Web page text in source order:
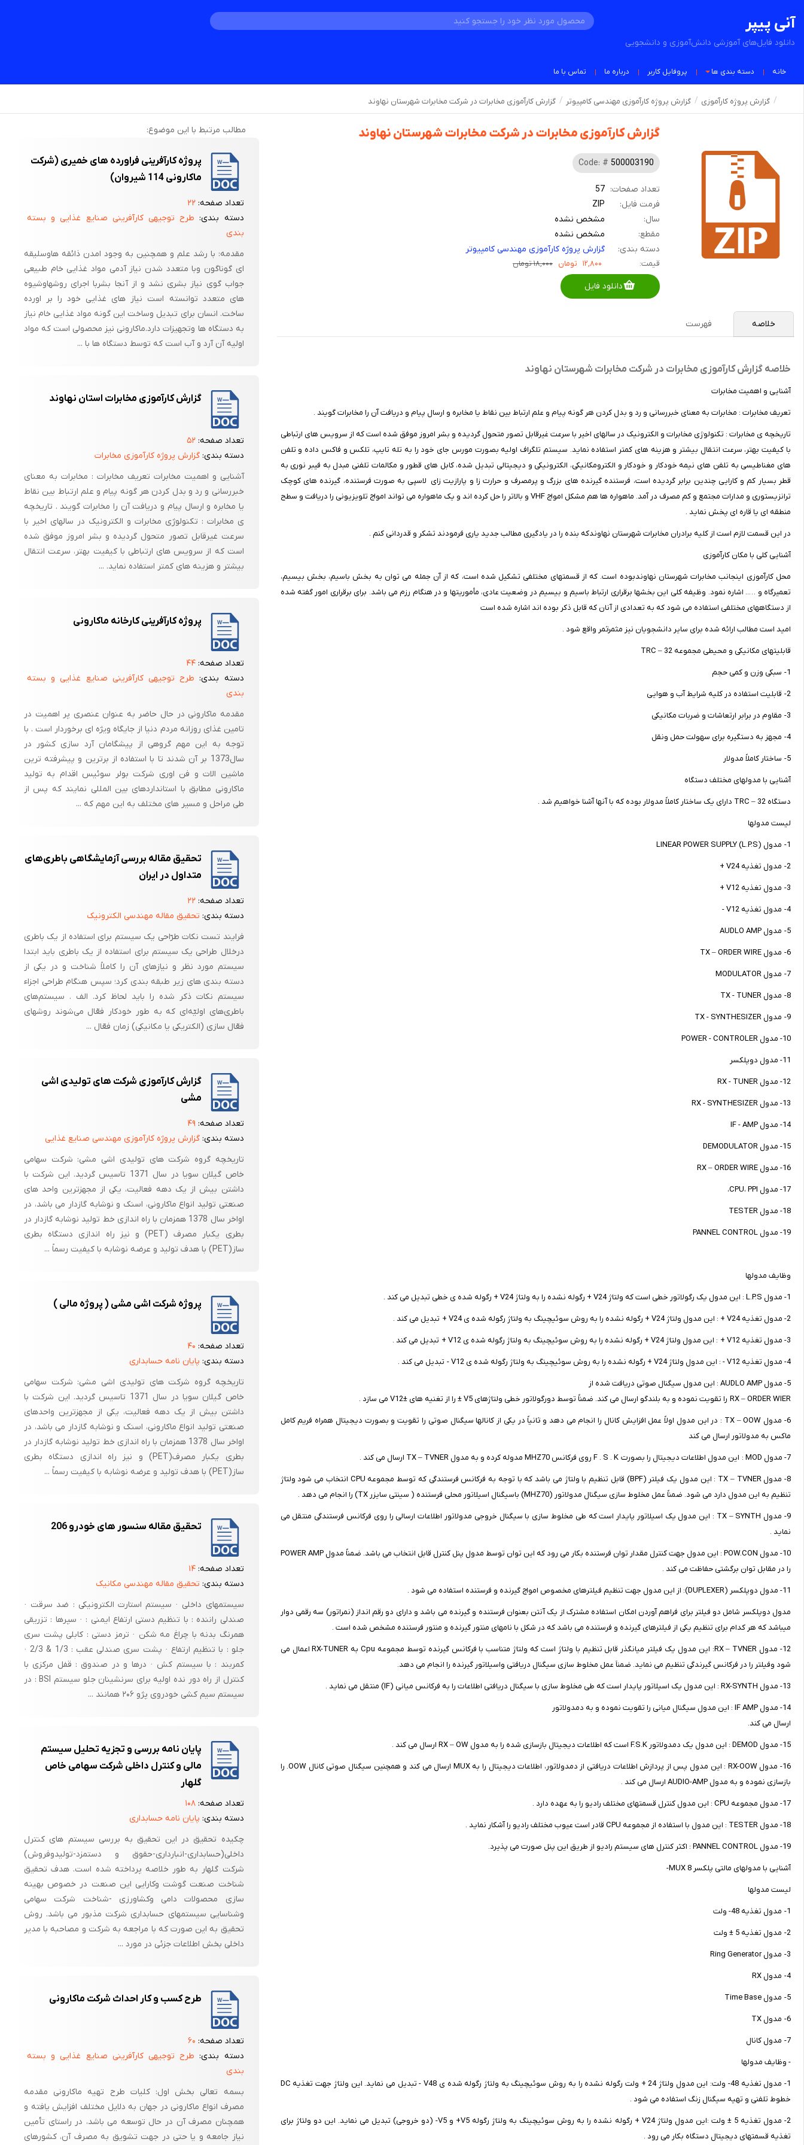
آنی پیپر
دانلود فایل‌های آموزشی دانش‌آموزی و دانشجویی
خانه دسته بندی ها پروفایل کاربر درباره ما تماس با ما
گزارش پروژه کارآموزی گزارش پروژه کارآموزی مهندسی کامپیوتر گزارش کارآموزی مخابرات در شرکت مخابرات شهرستان نهاوند
گزارش کارآموزی مخابرات در شرکت مخابرات شهرستان نهاوند
Code: # 500003190
تعداد صفحات: 57
فرمت فایل:
ZIP
سال:
مشخص نشده
مقطع:
مشخص نشده
دسته بندی:
گزارش پروژه کارآموزی مهندسی کامپیوتر
قیمت: ۱۲,۸۰۰ تومان ۱۸,۰۰۰ تومان
دانلود فایل
خلاصه فهرست
خلاصه گزارش کارآموزی مخابرات در شرکت مخابرات شهرستان نهاوند
آشنایی و اهمیت مخابرات
تعریف مخابرات : مخابرات به معنای خبررسانی و رد و بدل کردن هر گونه پیام و علم ارتباط بین نقاط یا مخابره و ارسال پیام و دریافت آن را مخابرات گویند .
تاریخچه ی مخابرات : تکنولوژی مخابرات و الکترونیک در سالهای اخیر با سرعت غیرقابل تصور متحول گردیده و بشر امروز موفق شده است که از سرویس های ارتباطی
با کیفیت بهتر، سرعت انتقال بیشتر و هزینه های کمتر استفاده نماید. سیستم تلگراف اولیه بصورت مورس جای خود را به تله تایپ، تلکس و فاکس داده و تلفن
های مغناطیسی به تلفن های نیمه خودکار و خودکار و الکترومکانیکی، الکترونیکی و دیجیتالی تبدیل شده، کابل های قطور و مکالمات تلفنی مبدل به فیبر نوری به
قطر بسیار کم و کارایی چندین برابر گردیده است، فرستنده گیرنده های بزرگ و پرمصرف و حرارت زا و پارازیت زای لاسپی به صورت فرستنده، گیرنده های کوچک
ترانزیستوری و مدارات مجتمع و کم مصرف در آمد. ماهواره ها هم مشکل امواج VHF و بالاتر را حل کرده اند و یک ماهواره می تواند امواج تلویزیونی را دریافت و سطح
منطقه ای یا قاره ای پخش نماید .
در این قسمت لازم است از کلیه برادران مخابرات شهرستان نهاوندکه بنده را در یادگیری مطالب جدید یاری فرمودند تشکر و قدردانی کنم .
آشنایی کلی با مکان کارآموزی
محل کارآموزی اینجانب مخابرات شهرستان نهاوندبوده است. که از قسمتهای مختلفی تشکیل شده است، که از آن جمله می توان به بخش باسیم، بخش بیسیم،
تعمیرگاه و ….. اشاره نمود. وظیفه کلی این بخشها برقراری ارتباط باسیم و بیسیم در وضعیت عادی، مأموریتها و در هنگام رزم می باشد. برای برقراری امور گفته شده
از دستگاههای مختلفی استفاده می شود که به تعدادی از آنان که قابل ذکر بوده اند اشاره شده است
امید است مطالب ارائه شده برای سایر دانشجویان نیز مثمرثمر واقع شود .
قابلیتهای مکانیکی و محیطی مجموعه 32 – TRC
1- سبکی وزن و کمی حجم
2- قابلیت استفاده در کلیه شرایط آب و هوایی
3- مقاوم در برابر ارتعاشات و ضربات مکانیکی
4- مجهز به دستگیره برای سهولت حمل ونقل
5- ساختار کاملاً مدولار
آشنایی با مدولهای مختلف دستگاه
دستگاه 32 – TRC دارای یک ساختار کاملاً مدولار بوده که با آنها آشنا خواهیم شد .
لیست مدولها
1- مدول (L.P.S) LINEAR POWER SUPPLY
2- مدول تغذیه V24 +
3- مدول تغذیه V12 +
4- مدول تغذیه V12 -
5- مدول AUDLO AMP
6- مدول TX – ORDER WIRE
7- مدول MODULATOR
8- مدول TX - TUNER
9- مدول TX - SYNTHESIZER
10- مدول POWER - CONTROLER
11- مدول دوپلکسر
12- مدول RX - TUNER
13- مدول RX - SYNTHESIZER
14- مدول IF - AMP
15- مدول DEMODULATOR
16- مدول RX – ORDER WIRE
17- مدول CPU، PPI،
18- مدول TESTER
19- مدول PANNEL CONTROL
وظایف مدولها
1- مدول L.P.S : این مدول یک رگولاتور خطی است که ولتاژ V24 + رگوله نشده را به ولتاژ V24 + رگوله شده ی خطی تبدیل می کند .
2- مدول تغذیه V24 + : این مدول ولتاژ V24 + رگوله نشده را به روش سوئیچینگ به ولتاژ رگوله شده ی V24 + تبدیل می کند .
3- مدول تغذیه V12 + : این مدول ولتاژ V24 + رگوله نشده را به روش سوئیچینگ به ولتاژ رگوله شده ی V12 + تبدیل می کند .
4- مدول تغذیه V12 - : این مدول ولتاژ V24 + رگوله نشده را به روش سوئیچینگ به ولتاژ رگوله شده ی V12 - تبدیل می کند .
5- مدول AUDLO AMP : این مدول سیگنال صوتی دریافت شده از
RX – ORDER WIER را تقویت نموده و به بلندگو ارسال می کند. ضمناً توسط دورگولاتور خطی ولتاژهای V5 ± را از تغنیه های V12± می سازد .
6- مدول TX – OOW : در این مدول اولاً عمل افزایش کانال را انجام می دهد و ثانیاً در یکی از کانالها سیگنال صوتی را تقویت و بصورت دیجیتال همراه فریم کامل
ماکس به مدولاتور ارسال می کند
7- مدول MOD : این مدول اطلاعات دیجیتال را بصورت F . S . K روی فرکانس MHZ70 مدوله کرده و به مدول TX – TVNER ارسال می کند .
8- مدول TX – TVNER : این مدول یک فیلتر (BPF) قابل تنظیم با ولتاژ می باشد که با توجه به فرکانس فرستندگی که توسط مجموعه CPU انتخاب می شود ولتاژ
تنظیم به این مدول دارد می شود. ضمناً عمل مخلوط سازی سیگنال مدولاتور (MHZ70) باسیگنال اسیلاتور محلی فرستنده ( سینتی سایزر TX) را انجام می دهد .
9- مدول TX – SYNTH : این مدول یک اسیلاتور پایدار است که طی مخلوط سازی با سیگنال خروجی مدولاتور اطلاعات ارسالی را روی فرکانس فرستندگی منتقل می
نماید .
10- مدول POW.CON : این مدول جهت کنترل مقدار توان فرستنده بکار می رود که این توان توسط مدول پنل کنترل قابل انتخاب می باشد. ضمناً مدول POWER AMP
را در مقابل توان برگشتی حفاظت می کند .
11- مدول دوپلکسر (DUPLEXER): از این مدول جهت تنظیم فیلترهای مخصوص امواج گیرنده و فرستنده استفاده می شود .
مدول دوپلکسر شامل دو فیلتر برای فراهم آوردن امکان استفاده مشترک از یک آنتن بعنوان فرستنده و گیرنده می باشد و دارای دو رقم انداز (نمراتور) سه رقمی دوار
میباشد که هر کدام برای تنظیم یکی از فیلترهای گیرنده و فرستنده می باشد که در شکل با نامهای منتور گیرنده و منتور فرستنده مشخص شده است .
12- مدول RX – TVNER: این مدول یک فیلتر میانگذر قابل تنظیم با ولتاژ است که ولتاژ متناسب با فرکانس گیرنده توسط مجموعه Cpu به RX-TUNER اعمال می
شود وفیلتر را در فرکانس گیرندگی تنظیم می نماید. ضمناَ عمل مخلوط سازی سیگنال دریافتی واسیلاتور گیرنده را انجام می دهد.
13- مدول RX-SYNTH : این مدول یک اسیلاتور پایدار است که طی مخلوط سازی با سیگنال دریافتی اطلاعات را به فرکانس میانی (IF) منتقل می نماید .
14- مدول IF AMP : این مدول سیگنال میانی را تقویت نموده و به دمدولاتور
ارسال می کند.
15- مدول DEMOD : این مدول یک دمدولاتور F.S.K است که اطلاعات دیجیتال بازسازی شده را به مدول RX – OW ارسال می کند .
16- مدول RX-OOW : این مدول پس از پردازش اطلاعات دریافتی از دمدولاتور، اطلاعات دیجیتال را به MUX ارسال می کند و همچنین سیگنال صوتی کانال OOW. را
بازسازی نموده و به مدول AUDIO-AMP ارسال می کند .
17- مدول مجموعه CPU : این مدول کنترل قسمتهای مختلف رادیو را به عهده دارد .
18- مدول TESTER : این مدول با استفاده از مجموعه CPU قادر است عیوب مختلف رادیو را آشکار نماید .
19- مدول PANNEL CONTROL : اکثر کنترل های سیستم رادیو از طریق این پنل صورت می پذیرد.
آشنایی با مدولهای مالتی پلکسر 8 MUX-
لیست مدولها
1- مدول تغذیه 48- ولت
2- مدول تغذیه 5 ± ولت
3- مدول Ring Generator
4- مدول RX
5- مدول Time Base
6- مدول TX
7- مدول کانال
- وظایف مدولها
1- مدول تغذیه 48- ولت: این مدول ولتاژ 24 + ولت رگوله نشده را به روش سوئیچینگ به ولتاژ رگوله شده ی V48 - تبدیل می نماید. این ولتاژ جهت تغذیه DC
خطوط تلفنی و تهیه سیگنال زنگ استفاده می شود .
2- مدول تغذیه 5 ± ولت :این مدول ولتاژ V24 + رگوله نشده را به روش سوئیچینگ به ولتاژ رگوله V5+ و V5- (دو خروجی) تبدیل می نماید. این دو ولتاژ برای
تغذیه قسمتهای دیجیتال دستگاه بکار می رود .
مطالب مرتبط با این موضوع:
پروژه کارآفرینی فراورده های خمیری (شرکت
ماکارونی 114 شیروان)
تعداد صفحه:۲۲
دسته بندی: طرح توجیهی کارآفرینی صنایع غذایی و بسته
بندی
مقدمه: با رشد علم و همچنین به وجود امدن ذائقه هاوسلیقه
ای گوناگون وبا متعدد شدن نیاز آدمی مواد غذایی خام طبیعی
جواب گوی نیاز بشری نشد و از آنجا بشربا اجرای روشهاوشیوه
های متعدد توانسته است نیاز های غذایی خود را بر اورده
ساخت. انسان برای تبدیل وساخت این گونه مواد غذایی خام نیاز
به دستگاه ها وتجهیزات دارد.ماکارونی نیز محصولی است که مواد
اولیه آن آرد و آب است که توسط دستگاه ها با ...
گزارش کارآموزی مخابرات استان نهاوند
تعداد صفحه:۵۲
دسته بندی:گزارش پروژه کارآموزی مخابرات
آشنایی و اهمیت مخابرات تعریف مخابرات : مخابرات به معنای
خبررسانی و رد و بدل کردن هر گونه پیام و علم ارتباط بین نقاط
یا مخابره و ارسال پیام و دریافت آن را مخابرات گویند . تاریخچه
ی مخابرات : تکنولوژی مخابرات و الکترونیک در سالهای اخیر با
سرعت غیرقابل تصور متحول گردیده و بشر امروز موفق شده
است که از سرویس های ارتباطی با کیفیت بهتر، سرعت انتقال
بیشتر و هزینه های کمتر استفاده نماید. ...
پروژه کارآفرینی کارخانه ماکارونی
تعداد صفحه:۴۴
دسته بندی: طرح توجیهی کارآفرینی صنایع غذایی و بسته
بندی
مقدمه ماکارونی در حال حاضر به عنوان عنصری پر اهمیت در
تامین غذای روزانه مردم دنیا از جایگاه ویژه ای برخوردار است . با
توجه به این مهم گروهی از پیشگامان آرد سازی کشور در
سال1373 بر آن شدند تا با استفاده از برترین و پیشرفته ترین
ماشین الات و فن اوری شرکت بولر سوئیس اقدام به تولید
ماکارونی مطابق با استانداردهای بین المللی نمایند که پس از
طی مراحل و مسیر های مختلف به این مهم که ...
تحقیق مقاله بررسی آزمایشگاهی باطری‌های
متداول در ایران
تعداد صفحه:۲۲
دسته بندی: تحقیق مقاله مهندسی الکترونیک
فرایند تست نکات طرّاحی یک سیستم برای استفاده از یک باطری
درخلال طراحی یک سیستم برای استفاده از یک باطری باید ابتدا
سیستم مورد نظر و نیازهای آن را کاملاً شناخت و در یکی از
دسته بندی های زیر طبقه بندی کرد؛ سپس هنگام طراحی اجزاء
سیستم نکات ذکر شده را باید لحاظ کرد. الف . سیستم‌های
باطری‌های اولیّه‌ای که به طور خودکار فعّال می‌شوند روشهای
فعّال سازی (الکتریکی یا مکانیکی) زمان فعّال ...
گزارش کارآموزی شرکت های تولیدی اشی
مشی
تعداد صفحه:۴۹
دسته بندی:گزارش پروژه کارآموزی مهندسی صنایع غذایی
تاریخچه گروه شرکت های تولیدی اشی مشی: شرکت سهامی
خاص گیلان سویا در سال 1371 تاسیس گردید. این شرکت با
داشتن بیش از یک دهه فعالیت، یکی از مجهزترین واحد های
صنعتی تولید انواع ماکارونی، اسنک و نوشابه گازدار می باشد، در
اواخر سال 1378 همزمان با راه اندازی خط تولید نوشابه گازدار در
بطری یکبار مصرف (PET) و نیز راه اندازی دستگاه بطری
ساز(PET) با هدف تولید و عرضه نوشابه با کیفیت رسماً ...
پروژه شرکت اشی مشی ( پروژه مالی )
تعداد صفحه: ۴۰
دسته بندی: پایان نامه حسابداری
تاریخچه گروه شرکت های تولیدی اشی مشی: شرکت سهامی
خاص گیلان سویا در سال 1371 تاسیس گردید. این شرکت با
داشتن بیش از یک دهه فعالیت، یکی از مجهزترین واحدهای
صنعتی تولید انواع ماکارونی، اسنک و نوشابه گازدار می باشد، در
اواخر سال 1378 همزمان با راه اندازی خط تولید نوشابه گازدار در
بطری یکبار مصرف(PET) و نیز راه اندازی دستگاه بطری
ساز(PET) با هدف تولید و عرضه نوشابه با کیفیت رسماً ...
تحقیق مقاله سنسور های خودرو 206
تعداد صفحه:۱۴
دسته بندی: تحقیق مقاله مهندسی مکانیک
سیستمهای داخلی · سیستم استارت الکترونیکی : ضد سرقت ·
صندلی راننده : با تنظیم دستی ارتفاع ایمنی : · سپرها : تزریقی
همرنگ بدنه با چراغ مه شکن · ترمز دستی : کابلی پشت سری
جلو : با تنظیم ارتفاع · پشت سری صندلی عقب : 1/3 & 2/3 ·
کمربند : با سیستم کش · درها و در صندوق : قفل مرکزی با
کنترل از راه دور نده اولیه برای سرنشینان جلو سیستم BSI : در
سیستم سیم کشی خودروی پژو ۲۰۶ همانند ...
پایان نامه بررسی و تجزیه تحلیل سیستم
مالی و کنترل داخلی شرکت سهامی خاص
گلهار
تعداد صفحه:۱۰۸
دسته بندی: پایان نامه حسابداری
چکیده تحقیق در این تحقیق به بررسی سیستم های کنترل
داخلی(حسابداری-انبارداری-حقوق و دستمزد-تولیدوفروش)
شرکت گلهار به طور خلاصه پرداخته شده است. هدف تحقیق
شناخت صنعت گوشت وکارایی این صنعت در خصوص بهینه
سازی محصولات دامی وکشاورزی -شناخت شرکت سهامی
وشناسایی سیستمهای حسابداری شرکت مذبور می باشد. روش
تحقیق به این صورت که با مراجعه به شرکت و مصاحبه با مدیر
داخلی بخش اطلاعات جزئی در مورد ...
طرح کسب و کار احداث شرکت ماکارونی
تعداد صفحه: ۶۰
دسته بندی: طرح توجیهی کارآفرینی صنایع غذایی و بسته
بندی
بسمه تعالی بخش اول: کلیات طرح تهیه ماکارونی مقدمه
مصرف انواع ماکارونی در جهان به دلایل مختلف افزایش یافته و
همچنان مصرف آن در حال توسعه می باشد، در راستای تأمین
نیاز جامعه و یا حتی در جهت تشویق به مصرف آن، کشورهای